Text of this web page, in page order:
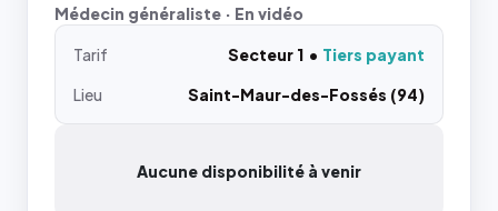
Médecin généraliste · En vidéo
Tarif Secteur 1
Tiers payant
Lieu
Saint-Maur-des-Fossés (94)
Aucune disponibilité à venir